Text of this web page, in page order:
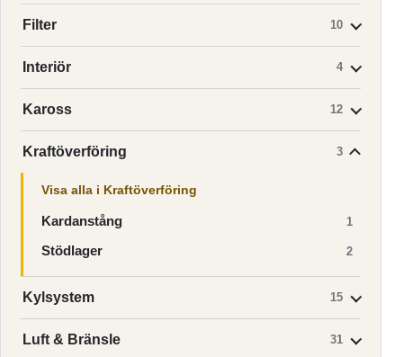
Filter 10
Interiör 4
Kaross 12
Kraftöverföring 3
Visa alla i Kraftöverföring
Kardanstång 1
Stödlager 2
Kylsystem 15
Luft & Bränsle 31